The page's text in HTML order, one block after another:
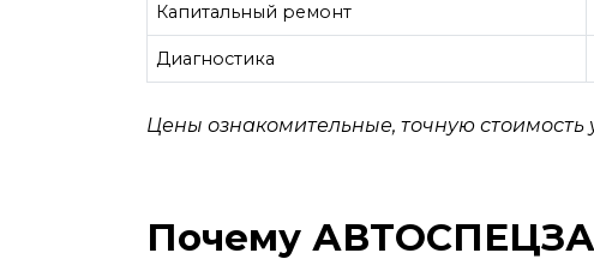
Капитальный ремонт
Диагностика
Цены ознакомительные, точную стоимость
Почему